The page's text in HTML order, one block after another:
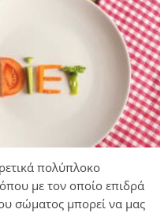
πολύπλοκο
με τον οποίο επιδρά
σώματος μπορεί να μας